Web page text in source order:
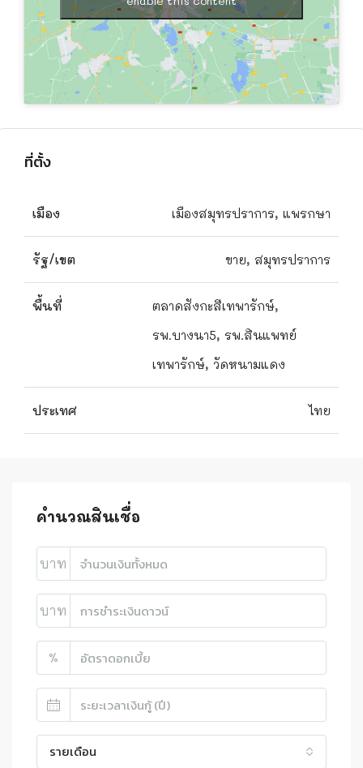
ที่ตั้ง
เมือง เมืองสมุทรปราการ, แพรกษา
รัฐ/เขต ขาย, สมุทรปราการ
พื้นที่
ตลาดสังกะสีเทพารักษ์,
รพ.บางนา5, รพ.สินแพทย์
เทพารักษ์, วัดหนามแดง
ประเทศ ไทย
คำนวณสินเชื่อ
บาท
บาท
%
รายเดือน